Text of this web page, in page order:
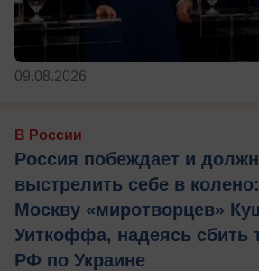
09.08.2026
В России
Россия побеждает и
выстрелить себе в
Москву «миротворцев»
Уиткоффа, надеясь сбить
РФ по Украине